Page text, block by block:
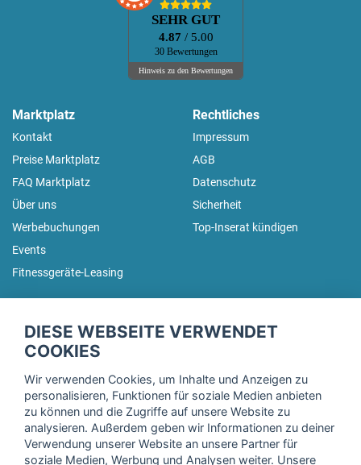
SEHR GUT
4.87 / 5.00
30 Bewertungen
Hinweis zu den Bewertungen
Marktplatz
Kontakt
Preise Marktplatz
FAQ Marktplatz
Über uns
Werbebuchungen
Events
Fitnessgeräte-Leasing
Rechtliches
Impressum
AGB
Datenschutz
Sicherheit
Top-Inserat kündigen
Trage dich hier für unseren Newsletter ein und erhalte regelmäßig
Ich stimme der Verarbeitung meiner Daten, wie in der
Einwilligungserklärungder fitnessmarkt.de services GmbH
DIESE WEBSEITE VERWENDET
COOKIES
Wir verwenden Cookies, um Inhalte und Anzeigen zu
personalisieren, Funktionen für soziale Medien anbieten
zu können und die Zugriffe auf unsere Website zu
analysieren. Außerdem geben wir Informationen zu deiner
Verwendung unserer Website an unsere Partner für
soziale Medien, Werbung und Analysen weiter. Unsere